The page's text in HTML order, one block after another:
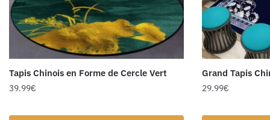
Tapis Chinois en Forme de Cercle Vert
39.99€
Grand Tapis
29.99€